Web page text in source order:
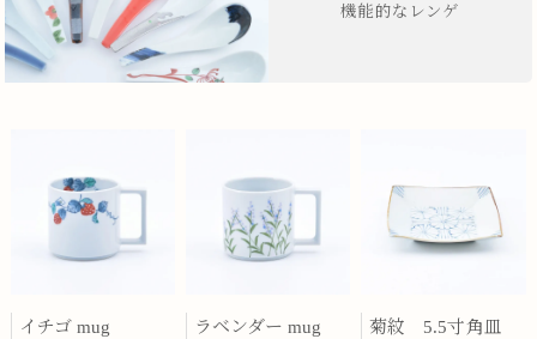
機能的なレンゲ
イチゴ mug
ラベンダー mug
菊紋 5.5寸角皿